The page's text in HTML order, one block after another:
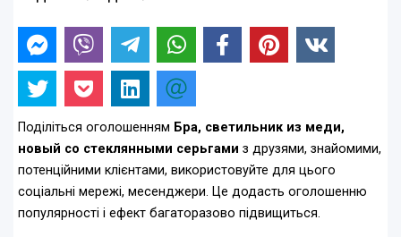
Поділіться оголошенням Бра, светильник из меди,
новый со стеклянными серьгами з друзями, знайомими,
потенційними клієнтами, використовуйте для цього
соціальні мережі, месенджери. Це додасть оголошенню
популярності і ефект багаторазово підвищиться.